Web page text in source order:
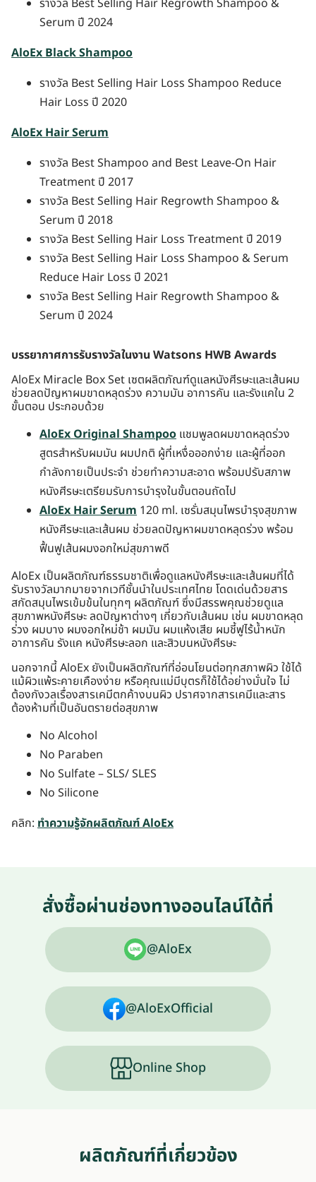
รางวัล Best Selling Hair Regrowth Shampoo &
Serum ปี 2024
AloEx Black Shampoo
รางวัล Best Selling Hair Loss Shampoo Reduce
Hair Loss ปี 2020
AloEx Hair Serum
รางวัล Best Shampoo and Best Leave-On Hair
Treatment ปี 2017
รางวัล Best Selling Hair Regrowth Shampoo &
Serum ปี 2018
รางวัล Best Selling Hair Loss Treatment ปี 2019
รางวัล Best Selling Hair Loss Shampoo & Serum
Reduce Hair Loss ปี 2021
รางวัล Best Selling Hair Regrowth Shampoo &
Serum ปี 2024
บรรยากาศการรับรางวัลในงาน Watsons HWB Awards
AloEx Miracle Box Set เซตผลิตภัณฑ์ดูแลหนังศีรษะและเส้นผม
ช่วยลดปัญหาผมขาดหลุดร่วง ความมัน อาการคัน และรังแคใน 2
ขั้นตอน ประกอบด้วย
AloEx Original Shampoo แชมพูลดผมขาดหลุดร่วง
สูตรสำหรับผมมัน ผมปกติ ผู้ที่เหงื่อออกง่าย และผู้ที่ออก
กำลังกายเป็นประจำ ช่วยทำความสะอาด พร้อมปรับสภาพ
หนังศีรษะเตรียมรับการบำรุงในขั้นตอนถัดไป
AloEx Hair Serum 120 ml. เซรั่มสมุนไพรบำรุงสุขภาพ
หนังศีรษะและเส้นผม ช่วยลดปัญหาผมขาดหลุดร่วง พร้อม
ฟื้นฟูเส้นผมงอกใหม่สุขภาพดี
AloEx เป็นผลิตภัณฑ์ธรรมชาติเพื่อดูแลหนังศีรษะและเส้นผมที่ได้
รับรางวัลมากมายจากเวทีชั้นนำในประเทศไทย โดดเด่นด้วยสาร
สกัดสมุนไพรเข้มข้นในทุกๆ ผลิตภัณฑ์ ซึ่งมีสรรพคุณช่วยดูแล
สุขภาพหนังศีรษะ ลดปัญหาต่างๆ เกี่ยวกับเส้นผม เช่น ผมขาดหลุด
ร่วง ผมบาง ผมงอกใหม่ช้า ผมมัน ผมแห้งเสีย ผมชี้ฟูไร้น้ำหนัก
อาการคัน รังแค หนังศีรษะลอก และสิวบนหนังศีรษะ
นอกจากนี้ AloEx ยังเป็นผลิตภัณฑ์ที่อ่อนโยนต่อทุกสภาพผิว ใช้ได้
แม้ผิวแพ้ระคายเคืองง่าย หรือคุณแม่มีบุตรก็ใช้ได้อย่างมั่นใจ ไม่
ต้องกังวลเรื่องสารเคมีตกค้างบนผิว ปราศจากสารเคมีและสาร
ต้องห้ามที่เป็นอันตรายต่อสุขภาพ
No Alcohol
No Paraben
No Sulfate – SLS/ SLES
No Silicone
คลิก: ทำความรู้จักผลิตภัณฑ์ AloEx
สั่งซื้อผ่านช่องทางออนไลน์ได้ที่
@AloEx
@AloExOfficial
Online Shop
ผลิตภัณฑ์ที่เกี่ยวข้อง